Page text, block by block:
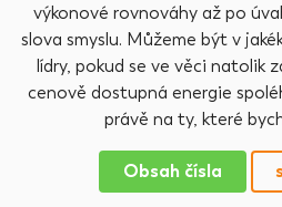
výkonové rovnováhy až po
slova smyslu. Můžeme být v
lídry, pokud se ve věci natolik
cenově dostupná energie
právě na ty, které
Obsah čísla